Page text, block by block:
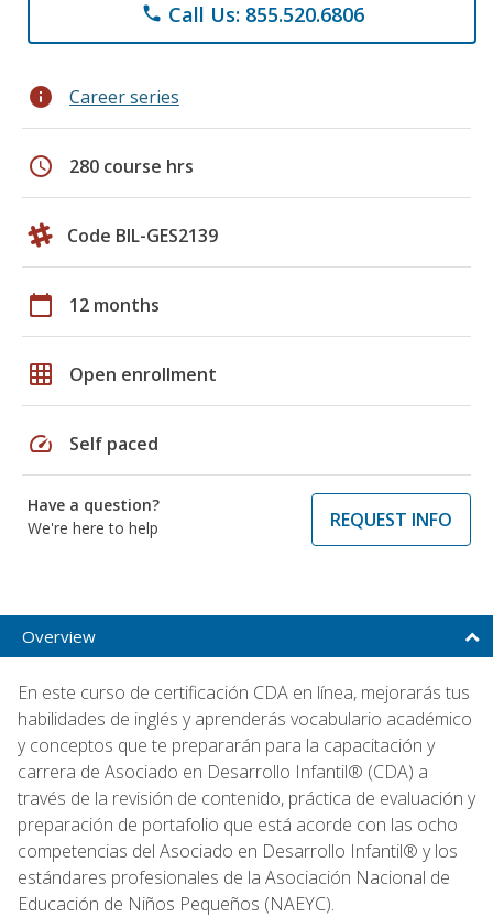
phone Call Us: 855.520.6806
info Career series
schedule 280 course hrs
Code BIL-GES2139
calendar_today 12 months
grid_on Open enrollment
speed Self paced
Have a question?
We're here to help
REQUEST INFO
Overview
En este curso de certificación CDA en línea, mejorarás tus
habilidades de inglés y aprenderás vocabulario académico
y conceptos que te prepararán para la capacitación y
carrera de Asociado en Desarrollo Infantil® (CDA) a
través de la revisión de contenido, práctica de evaluación y
preparación de portafolio que está acorde con las ocho
competencias del Asociado en Desarrollo Infantil® y los
estándares profesionales de la Asociación Nacional de
Educación de Niños Pequeños (NAEYC).